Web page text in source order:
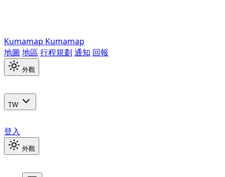
Kumamap Kumamap
地圖 地區 行程規劃 通知 回報
外觀
TW
登入
外觀